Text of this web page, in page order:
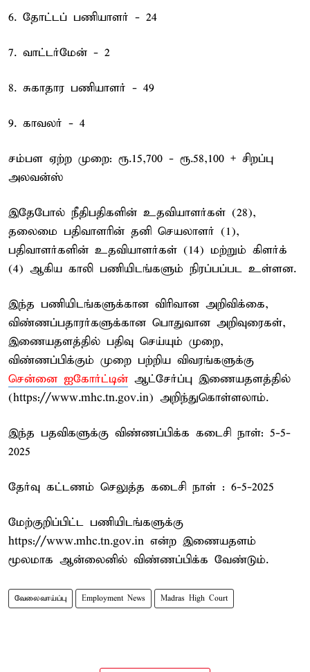
6. தோட்டப் பணியாளர் - 24
7. வாட்டர்மேன் - 2
8. சுகாதார பணியாளர் - 49
9. காவலர் - 4
சம்பள ஏற்ற முறை: ரூ.15,700 - ரூ.58,100 + சிறப்பு
அலவன்ஸ்
இதேபோல் நீதிபதிகளின் உதவியாளர்கள் (28),
தலைமை பதிவாளரின் தனி செயலாளர் (1),
பதிவாளர்களின் உதவியாளர்கள் (14) மற்றும் கிளர்க்
(4) ஆகிய காலி பணியிடங்களும் நிரப்பப்பட உள்ளன.
இந்த பணியிடங்களுக்கான விரிவான அறிவிக்கை,
விண்ணப்பதாரர்களுக்கான பொதுவான அறிவுரைகள்,
இணையதளத்தில் பதிவு செய்யும் முறை,
விண்ணப்பிக்கும் முறை பற்றிய விவரங்களுக்கு
சென்னை ஐகோர்ட்டின் ஆட்சேர்ப்பு இணையதளத்தில்
(https://www.mhc.tn.gov.in) அறிந்துகொள்ளலாம்.
இந்த பதவிகளுக்கு விண்ணப்பிக்க கடைசி நாள்: 5-5-
2025
தேர்வு கட்டணம் செலுத்த கடைசி நாள் : 6-5-2025
மேற்குறிப்பிட்ட பணியிடங்களுக்கு
https://www.mhc.tn.gov.in என்ற இணையதளம்
மூலமாக ஆன்லைனில் விண்ணப்பிக்க வேண்டும்.
வேலைவாய்ப்பு Employment News Madras High Court